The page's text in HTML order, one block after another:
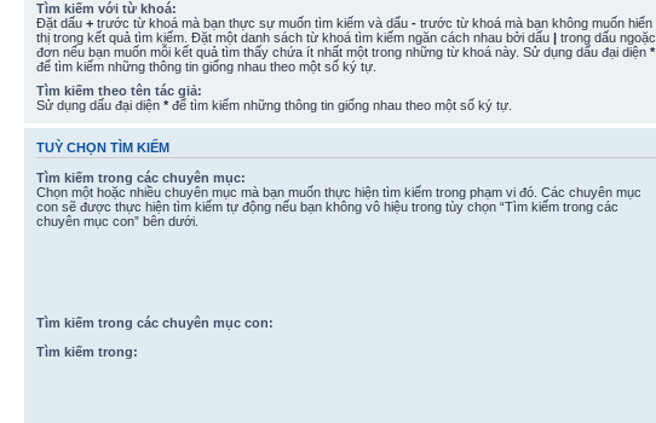
Tìm kiếm với từ khoá:
Đặt dấu + trước từ khoá mà bạn thực sự muốn tìm kiếm và dấu - trước từ khoá mà bạn không muốn hiển
thị trong kết quả tìm kiếm. Đặt một danh sách từ khoá tìm kiếm ngăn cách nhau bởi dấu | trong dấu ngoặc
đơn nếu bạn muốn mỗi kết quả tìm thấy chứa ít nhất một trong những từ khoá này. Sử dụng dấu đại diện *
để tìm kiếm những thông tin giống nhau theo một số ký tự.
Tìm kiếm theo tên tác giả:
Sử dụng dấu đại diện * để tìm kiếm những thông tin giống nhau theo một số ký tự.
TUỲ CHỌN TÌM KIẾM
Tìm kiếm trong các chuyên mục:
Chọn một hoặc nhiều chuyên mục mà bạn muốn thực hiện tìm kiếm trong phạm vi đó. Các chuyên mục
con sẽ được thực hiện tìm kiếm tự động nếu bạn không vô hiệu trong tùy chọn “Tìm kiếm trong các
chuyên mục con” bên dưới.
Tìm kiếm trong các chuyên mục con:
Tìm kiếm trong: